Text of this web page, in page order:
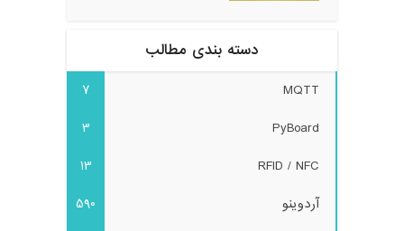
دسته بندی مطالب
MQTT
7
PyBoard
3
RFID / NFC
13
آردوینو
590